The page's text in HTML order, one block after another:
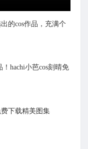
的cos作品，充满个
hachi小芭cos刻晴免
下载精美图集